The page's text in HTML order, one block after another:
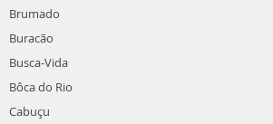
Brumado
Buracão
Busca-Vida
Bôca do Rio
Cabuçu